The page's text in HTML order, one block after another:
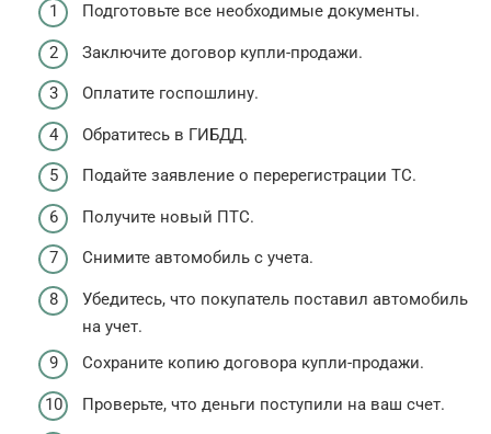
Подготовьте все необходимые документы.
Заключите договор купли-продажи.
Оплатите госпошлину.
Обратитесь в ГИБДД.
Подайте заявление о перерегистрации ТС.
Получите новый ПТС.
Снимите автомобиль с учета.
Убедитесь, что покупатель поставил автомобиль
на учет.
Сохраните копию договора купли-продажи.
Проверьте, что деньги поступили на ваш счет.